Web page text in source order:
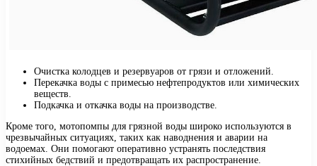
Очистка колодцев и резервуаров от грязи и отложений.
Перекачка воды с примесью нефтепродуктов или химических
веществ.
Подкачка и откачка воды на производстве.
Кроме того, мотопомпы для грязной воды широко используются в
чрезвычайных ситуациях, таких как наводнения и аварии на
водоемах. Они помогают оперативно устранять последствия
стихийных бедствий и предотвращать их распространение.